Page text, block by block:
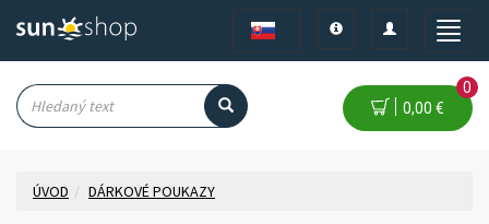
Toggle
Toggle
navigation
Toggle
0,00 €
0
ÚVOD DÁRKOVÉ POUKAZY